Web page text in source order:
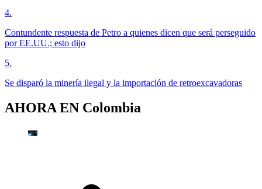
4.
Contundente respuesta de Petro a quienes dicen que será perseguido
por EE.UU.; esto dijo
5.
Se disparó la minería ilegal y la importación de retroexcavadoras
AHORA EN Colombia